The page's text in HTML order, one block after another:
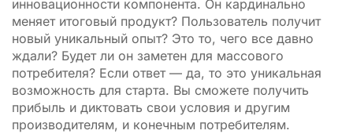
инновационности компонента. Он кардинально
меняет итоговый продукт? Пользователь получит
новый уникальный опыт? Это то, чего все давно
ждали? Будет ли он заметен для массового
потребителя? Если ответ — да, то это уникальная
возможность для старта. Вы сможете получить
прибыль и диктовать свои условия и другим
производителям, и конечным потребителям.